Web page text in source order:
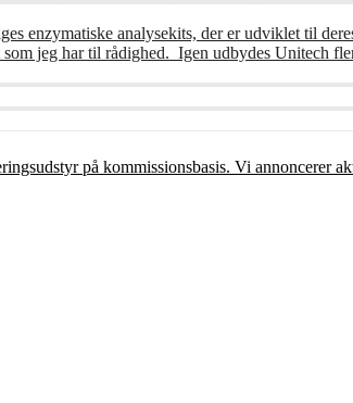
enzymatiske analysekits, der er udviklet til
jeg har til rådighed. Igen udbydes Unitech
på kommissionsbasis. Vi annoncerer